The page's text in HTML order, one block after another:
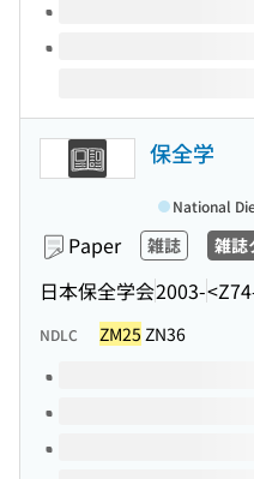
保全学
Paper 雑誌 雑誌
日本保全学会2003-
National
NDLC ZM25 ZN36
Volumes of this title